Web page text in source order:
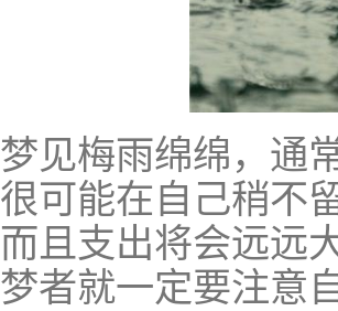
梦见梅雨绵绵，通
很可能在自己稍不
而且支出将会远远
梦者就一定要注意